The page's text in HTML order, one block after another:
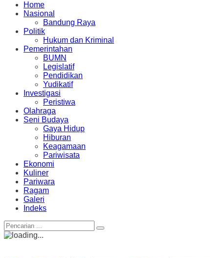
Home
Nasional
Bandung Raya
Politik
Hukum dan Kriminal
Pemerintahan
BUMN
Legislatif
Pendidikan
Yudikatif
Investigasi
Peristiwa
Olahraga
Seni Budaya
Gaya Hidup
Hiburan
Keagamaan
Pariwisata
Ekonomi
Kuliner
Pariwara
Ragam
Galeri
Indeks